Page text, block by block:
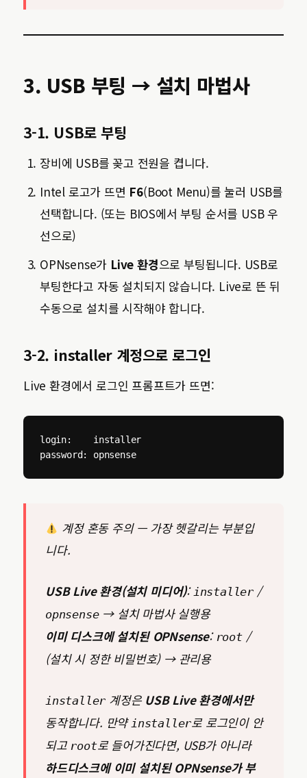
3. USB 부팅 → 설치 마법사
3-1. USB로 부팅
장비에 USB를 꽂고 전원을 켭니다.
Intel 로고가 뜨면 F6(Boot Menu)를 눌러 USB를
선택합니다. (또는 BIOS에서 부팅 순서를 USB 우
선으로)
OPNsense가 Live 환경으로 부팅됩니다. USB로
부팅한다고 자동 설치되지 않습니다. Live로 뜬 뒤
수동으로 설치를 시작해야 합니다.
3-2. installer 계정으로 로그인
Live 환경에서 로그인 프롬프트가 뜨면:
login:    installer
password: opnsense
계정 혼동 주의 — 가장 헷갈리는 부분입
니다.
USB Live 환경(설치 미디어):installer /
opnsense→ 설치 마법사 실행용
이미 디스크에 설치된 OPNsense: root/
(설치 시 정한 비밀번호) → 관리용
installer 계정은 USB Live 환경에서만
동작합니다. 만약installer로 로그인이 안
되고 root로 들어가진다면, USB가 아니라
하드디스크에 이미 설치된 OPNsense가 부